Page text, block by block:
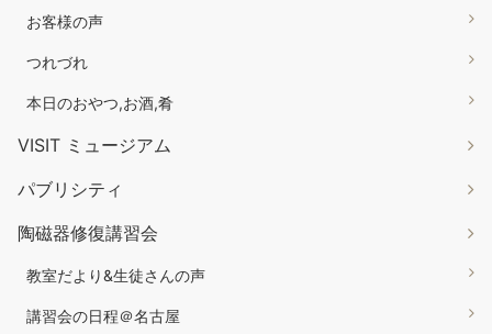
お客様の声
つれづれ
本日のおやつ,お酒,肴
VISIT ミュージアム
パブリシティ
陶磁器修復講習会
教室だより&生徒さんの声
講習会の日程＠名古屋